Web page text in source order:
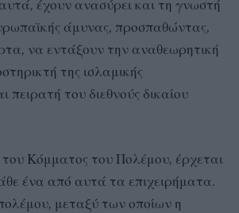
έχουν ανασύρει και τη γνωστή
άμυνας, προσπαθώντας,
να εντάξουν την αναθεωρητική
της ισλαμικής
πειρατή του διεθνούς δικαίου
Κόμματος του Πολέμου, έρχεται
ένα από αυτά τα επιχειρήματα.
μεταξύ των οποίων η